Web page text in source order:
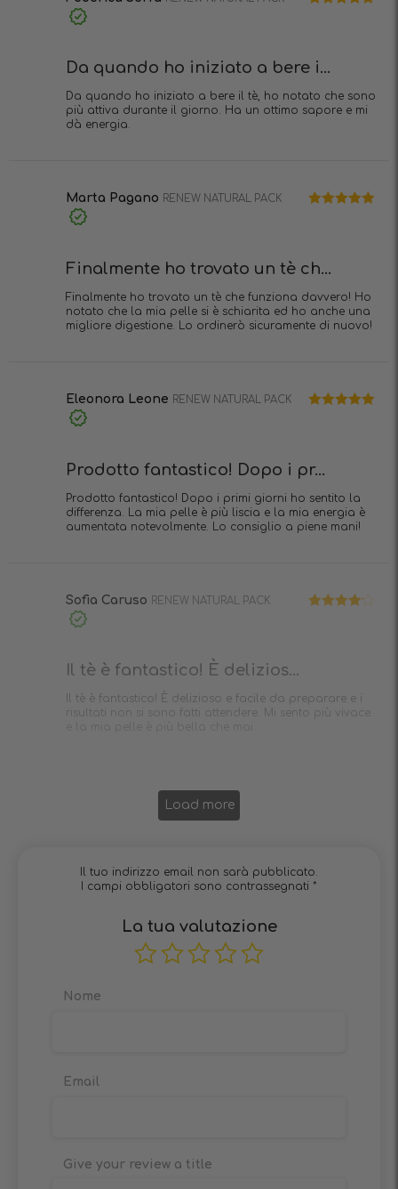
Da quando ho iniziato a bere i...
Da quando ho iniziato a bere il tè, ho notato che sono
più attiva durante il giorno. Ha un ottimo sapore e mi
dà energia.
Marta Pagano RENEW NATURAL PACK
Finalmente ho trovato un tè ch...
Finalmente ho trovato un tè che funziona davvero! Ho
notato che la mia pelle si è schiarita ed ho anche una
migliore digestione. Lo ordinerò sicuramente di nuovo!
Eleonora Leone RENEW NATURAL PACK
Prodotto fantastico! Dopo i pr...
Prodotto fantastico! Dopo i primi giorni ho sentito la
differenza. La mia pelle è più liscia e la mia energia è
aumentata notevolmente. Lo consiglio a piene mani!
Sofia Caruso RENEW NATURAL PACK
Il tè è fantastico! È delizios...
Il tè è fantastico! È delizioso e facile da preparare e i
risultati non si sono fatti attendere. Mi sento più vivace
Load more
Il tuo indirizzo email non sarà pubblicato.
I campi obbligatori sono contrassegnati *
Give your review a title
La tua valutazione
Nome
Email